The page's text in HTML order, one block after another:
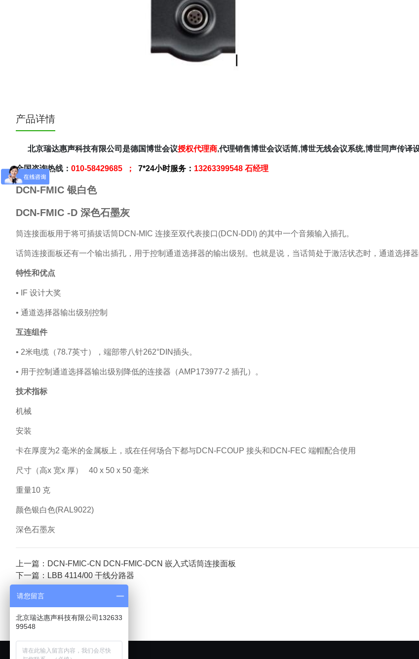
产品详情
北京瑞达惠声科技有限公司是德国博世会议授权代理商,代理销售博世会议话筒,博世无线会议系统,博世同声传译
全国咨询热线： 010-58429685 ； 7*24小时服务： 13263399548 石经理
DCN-FMIC 银白色
DCN-FMIC -D 深色石墨灰
筒连接面板用于将可插拔话筒DCN-MIC 连接至双代表接口(DCN-DDI) 的其中一个音频输入插孔。
话筒连接面板还有一个输出插孔，用于控制通道选择器的输出级别。也就是说，当话筒处于激活状态时，通道选择
特性和优点
• IF 设计大奖
• 通道选择器输出级别控制
互连组件
• 2米电缆（78.7英寸），端部带八针262°DIN插头。
• 用于控制通道选择器输出级别降低的连接器（AMP173977-2 插孔）。
技术指标
机械
安装
卡在厚度为2 毫米的金属板上，或在任何场合下都与DCN-FCOUP 接头和DCN-FEC 端帽配合使用
尺寸（高x 宽x 厚） 40 x 50 x 50 毫米
重量10 克
颜色银白色(RAL9022)
深色石墨灰
上一篇：DCN-FMIC-CN DCN-FMIC-DCN 嵌入式话筒连接面板
下一篇：LBB 4114/00 干线分路器
请您留言
北京瑞达惠声科技有限公司132633
99548